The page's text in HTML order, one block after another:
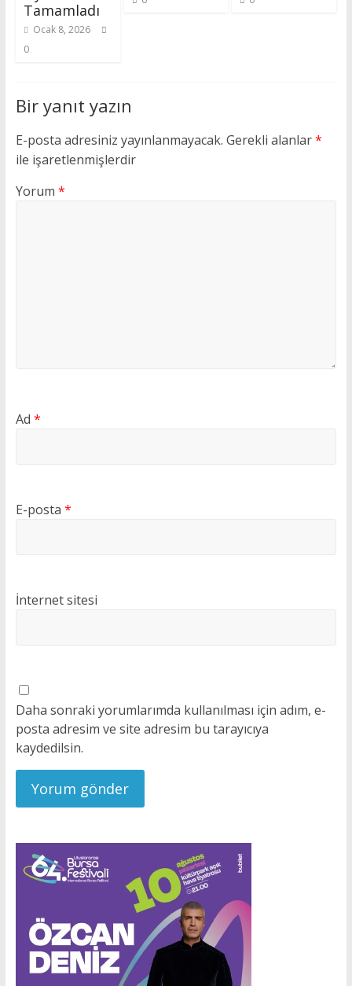
Tamamladı
Ocak 8, 2026
0
Bir yanıt yazın
E-posta adresiniz yayınlanmayacak. Gerekli alanlar*
ile işaretlenmişlerdir
Yorum *
Ad *
E-posta *
İnternet sitesi
Daha sonraki yorumlarımda kullanılması için adım, e-
posta adresim ve site adresim bu tarayıcıya
kaydedilsin.